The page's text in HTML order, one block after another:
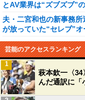
とAV業界は“ズブズブ”
夫・二宮和也の新事務
が放っていた“セレブ”オ
芸能のアクセスランキング
萩本欽一〈
んだ通訳に「
1